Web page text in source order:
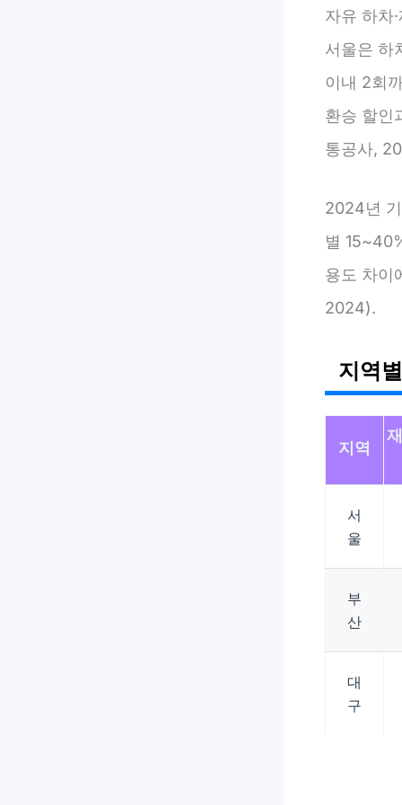
자유 하차
서울은 하
이내 2회
환승 할인
통공사,
2024년
별
용도 차이
2024).
지역
지역
서
울
부
산
대
구